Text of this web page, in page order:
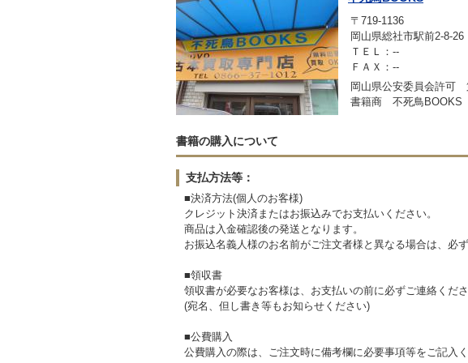
〒719-1136
岡山県総社市駅前2-8-26
ＴＥＬ：--
ＦＡＸ：--
岡山県公安委員会許可
書籍商 不死鳥BOOKS
書籍の購入について
支払方法等：
■決済方法(個人のお客様)
クレジット決済またはお振込みでお支払いください。
商品は入金確認後の発送となります。
お振込名義人様のお名前がご注文者様と異なる場合は、必
■領収書
領収書が必要なお客様は、お支払いの前に必ずご連絡くださ
(宛名、但し書き等もお知らせください)
■公費購入
公費購入の際は、ご注文時に備考欄に必要事項等をご記入く